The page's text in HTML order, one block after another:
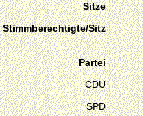
Sitze
Stimmberechtigte/Sitz
Partei
CDU
SPD